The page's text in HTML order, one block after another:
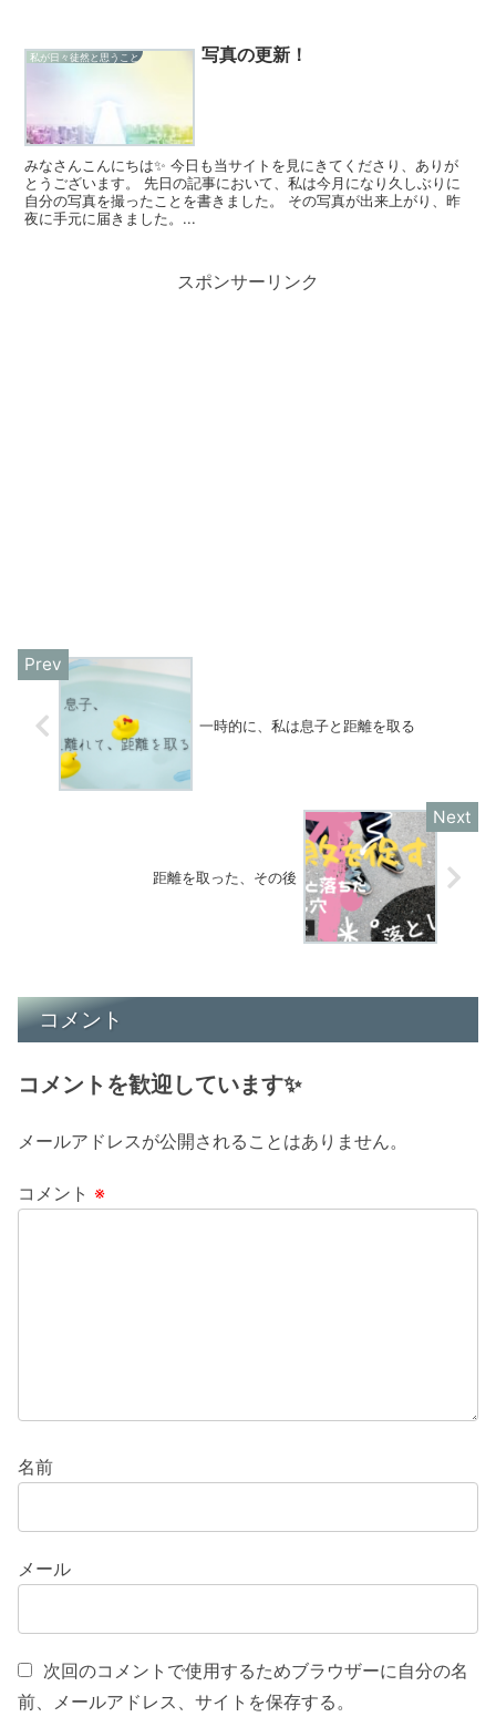
私が日々徒然と思うこと 写真の更新！
みなさんこんにちは✨ 今日も当サイトを見にきてくださり、ありが
とうございます。 先日の記事において、私は今月になり久しぶりに
自分の写真を撮ったことを書きました。 その写真が出来上がり、昨
夜に手元に届きました。...
スポンサーリンク
一時的に、私は息子と距離を取る
距離を取った、その後
コメント
コメントを歓迎しています✨
メールアドレスが公開されることはありません。
コメント ※
名前
メール
次回のコメントで使用するためブラウザーに自分の名
前、メールアドレス、サイトを保存する。